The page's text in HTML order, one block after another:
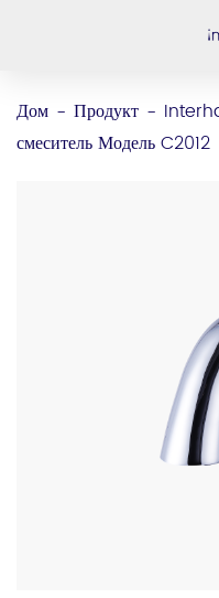
Дом - Продукт -
смеситель Модель C2012
Компания